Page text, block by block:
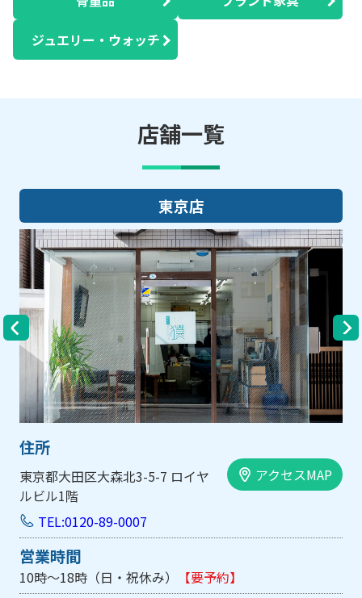
ジュエリー・ウォッチ
店舗一覧
大阪店
住所
大阪市中央区内平野町1-1-5 西大
手前ビル103号
アクセスMAP
TEL:0120-89-0007
営業時間
10時～18時（日・祝休み/土曜は不定休）